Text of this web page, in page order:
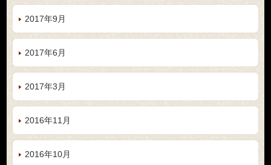
2017年9月
2017年6月
2017年3月
2016年11月
2016年10月